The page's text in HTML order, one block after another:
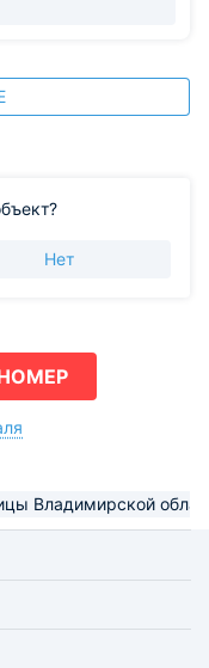
Нет
Владимирской